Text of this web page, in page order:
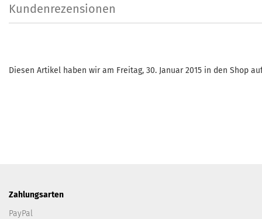
Kundenrezensionen
Diesen Artikel haben wir am Freitag, 30. Januar 2015 in den Shop
Zahlungsarten
PayPal